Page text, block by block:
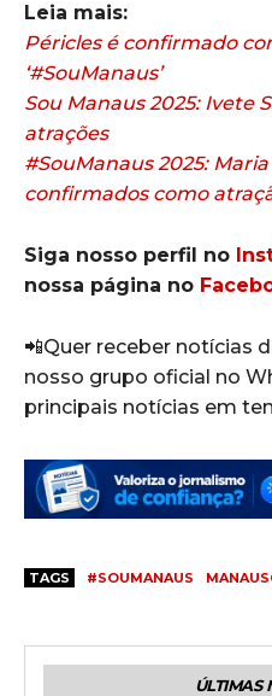
Leia mais:
Péricles é confirmado
‘#SouManaus’
Sou Manaus 2025: Ivete
atrações
#SouManaus 2025: Maria
confirmados como
Siga nosso perfil no
nossa página no
📲Quer receber notícias
nosso grupo oficial no
principais notícias em
TAGS #SOUMANAUS
ÚLTIMAS